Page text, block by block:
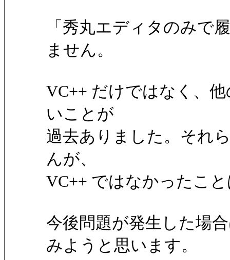
「秀丸エディタのみで
ません。
VC++ だけではなく、
いことが
過去ありました。それ
んが、
VC++ ではなかったこ
今後問題が発生した場
みようと思います。